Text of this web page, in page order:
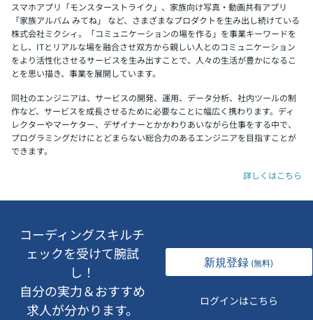
スマホアプリ「モンスターストライク」、家族向け写真・動画共有アプリ
「家族アルバム みてね」 など、さまざまなプロダクトを生み出し続けている
株式会社ミクシィ。「コミュニケーションの場を作る」を事業キーワードを
とし、ITとリアルな場を融合させ双方から親しい人とのコミュニケーション
をより活性化させるサービスを生み出すことで、人々の生活が豊かになるこ
とを思い描き、事業を展開しています。
同社のエンジニアは、サービスの開発、運用、データ分析、社内ツールの制
作など、サービスを成長させるために必要なことに幅広く携わります。ディ
レクターやマーケター、デザイナーとかかわりあいながら仕事をする中で、
プログラミングだけにとどまらない総合力のあるエンジニアを目指すことが
できます。
詳しくはこちら
コーディングスキルチ
ェックを受けて腕試
し！
自分の実力＆おすすめ
求人が分かります。
新規登録 (無料)
ログインはこちら